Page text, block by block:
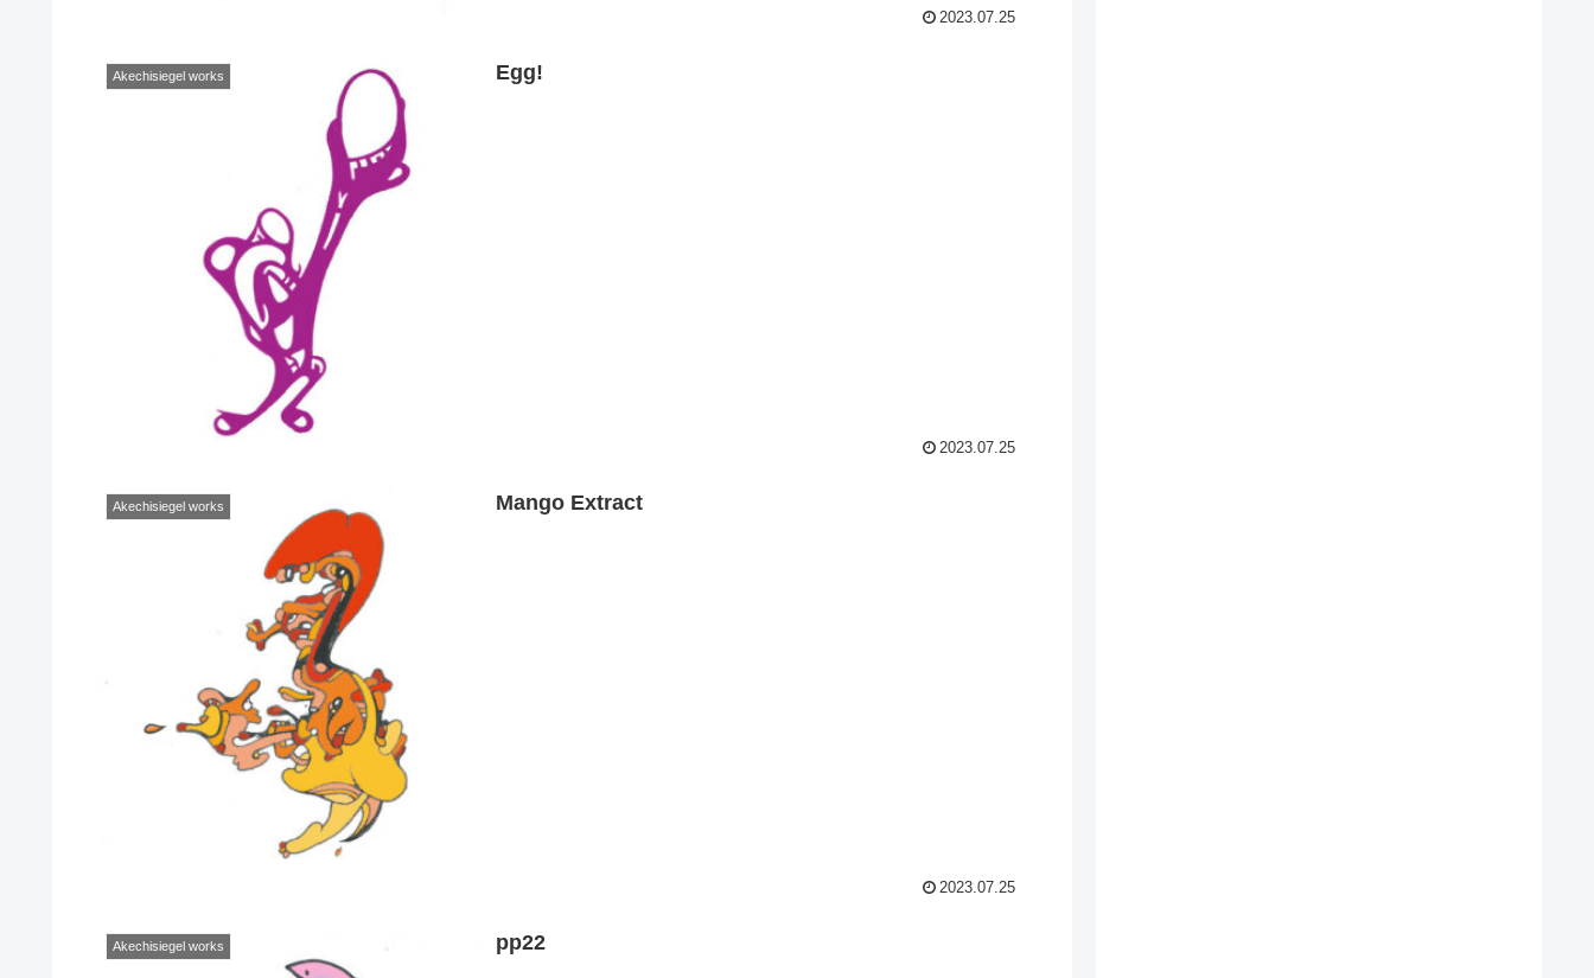
2023.07.25
Akechisiegel works Egg!
2023.07.25
Akechisiegel works Mango Extract
2023.07.25
Akechisiegel works pp22